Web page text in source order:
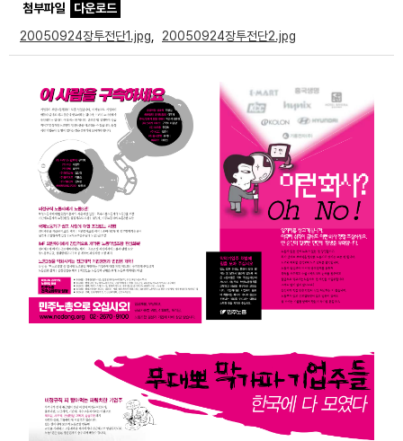
첨부파일
다운로드
20050924장투전단1.jpg
20050924장투전단2.jpg
문서자료
미디어자료
카드뉴스
부설기관
업무